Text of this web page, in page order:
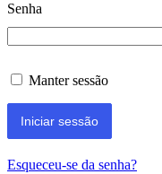
Senha
Manter sessão
Esqueceu-se da senha?